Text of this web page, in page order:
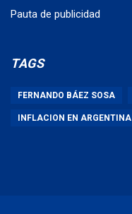
Pauta de publicidad
TAGS
FERNANDO BÁEZ SOSA
INFLACION EN ARGENTINA